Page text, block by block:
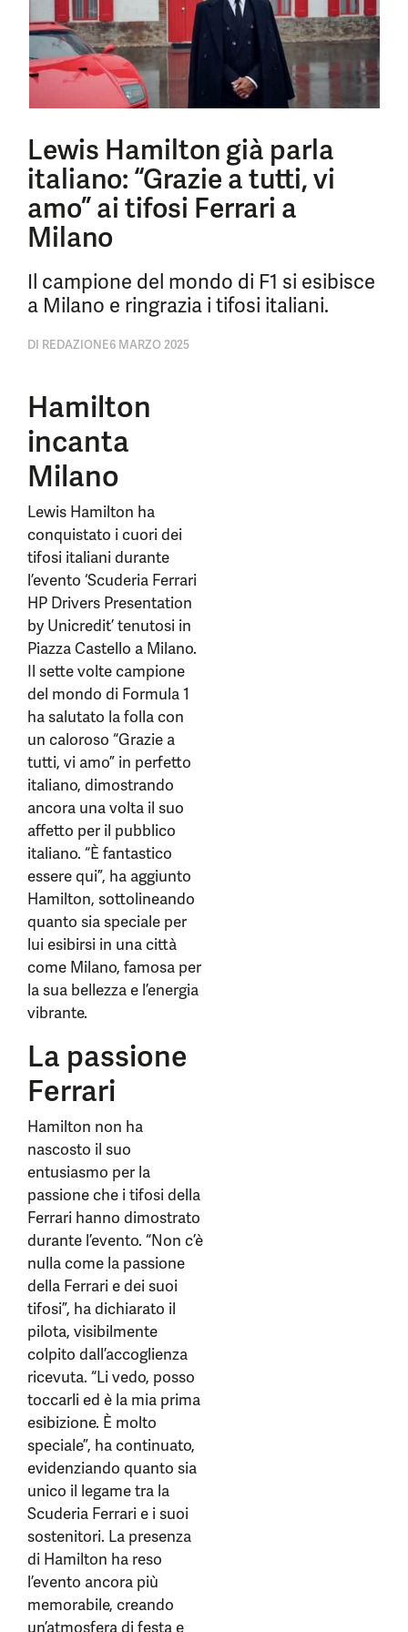
Lewis Hamilton già parla
italiano: “Grazie a tutti, vi
amo” ai tifosi Ferrari a
Milano
Il campione del mondo di F1 si esibisce
a Milano e ringrazia i tifosi italiani.
DI REDAZIONE6 MARZO 2025
Hamilton
incanta
Milano
Lewis Hamilton ha
conquistato i cuori dei
tifosi italiani durante
l’evento ‘Scuderia Ferrari
HP Drivers Presentation
by Unicredit’ tenutosi in
Piazza Castello a Milano.
Il sette volte campione
del mondo di Formula 1
ha salutato la folla con
un caloroso “Grazie a
tutti, vi amo” in perfetto
italiano, dimostrando
ancora una volta il suo
affetto per il pubblico
italiano. “È fantastico
essere qui”, ha aggiunto
Hamilton, sottolineando
quanto sia speciale per
lui esibirsi in una città
come Milano, famosa per
la sua bellezza e l’energia
vibrante.
La passione
Ferrari
Hamilton non ha
nascosto il suo
entusiasmo per la
passione che i tifosi della
Ferrari hanno dimostrato
durante l’evento. “Non c’è
nulla come la passione
della Ferrari e dei suoi
tifosi”, ha dichiarato il
pilota, visibilmente
colpito dall’accoglienza
ricevuta. “Li vedo, posso
toccarli ed è la mia prima
esibizione. È molto
speciale”, ha continuato,
evidenziando quanto sia
unico il legame tra la
Scuderia Ferrari e i suoi
sostenitori. La presenza
di Hamilton ha reso
l’evento ancora più
memorabile, creando
un’atmosfera di festa e